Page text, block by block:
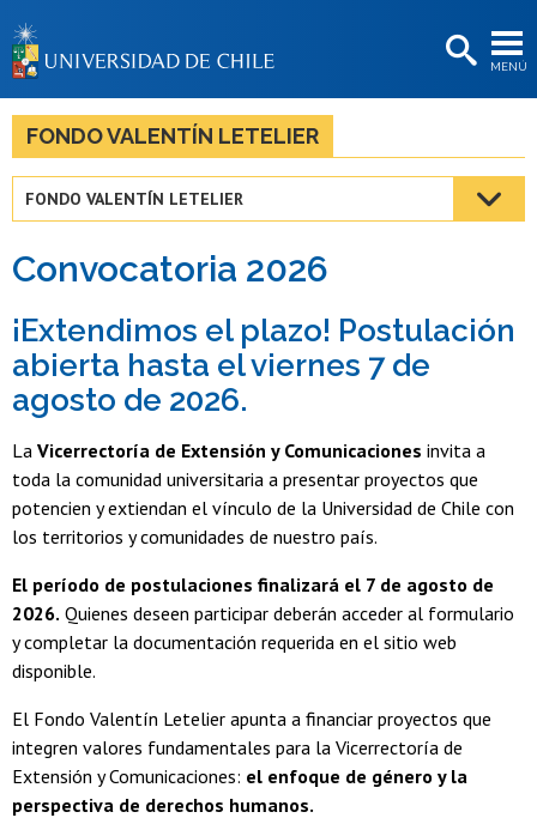
MENÚ
BIBLIOTECAS
LA UNIVERSIDAD
Estudiantes
Académicas/os
Funcionarias/os
Egresadas/os
FONDO VALENTÍN LETELIER
FONDO VALENTÍN LETELIER
Convocatoria 2026
¡Extendimos el plazo! Postulación
abierta hasta el viernes 7 de
agosto de 2026.
La Vicerrectoría de Extensión y Comunicaciones invita a
toda la comunidad universitaria a presentar proyectos que
potencien y extiendan el vínculo de la Universidad de Chile con
los territorios y comunidades de nuestro país.
El período de postulaciones finalizará el 7 de agosto de
2026. Quienes deseen participar deberán acceder al formulario
y completar la documentación requerida en el sitio web
disponible.
El Fondo Valentín Letelier apunta a financiar proyectos que
integren valores fundamentales para la Vicerrectoría de
Extensión y Comunicaciones: el enfoque de género y la
perspectiva de derechos humanos.